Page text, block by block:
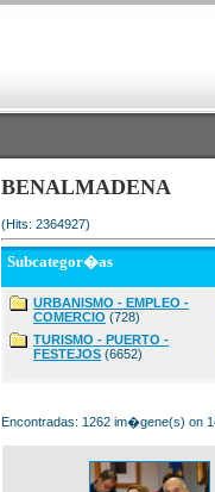
BENALMADENA
(Hits: 2364927)
Subcategor�as
URBANISMO - EMPLEO -
COMERCIO (728)
TURISMO - PUERTO -
FESTEJOS (6652)
Encontradas: 1262 im�gene(s) on